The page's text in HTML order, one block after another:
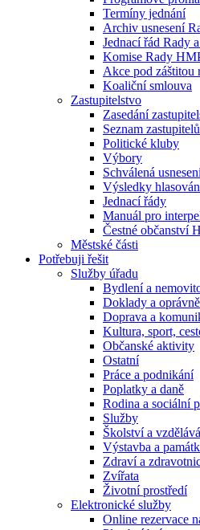
Termíny jednání
Archiv usnesení
Jednací řád Rady
Komise Rady
Akce pod záštitou
Koaliční smlouva
Zastupitelstvo
Zasedání
Seznam zastupitelů
Politické kluby
Výbory
Schválená
Výsledky
Jednací řády
Manuál pro
Čestné občanství
Městské části
Potřebuji řešit
Služby úřadu
Bydlení a
Doklady a
Doprava a
Kultura, sport,
Občanské aktivity
Ostatní
Práce a podnikání
Poplatky a daně
Rodina a sociální
Služby
Školství a
Výstavba a
Zdraví a
Zvířata
Životní prostředí
Elektronické služby
Online rezervace